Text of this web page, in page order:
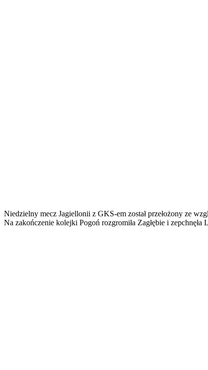
Niedzielny mecz Jagiellonii z GKS-em został przełożony ze
Na zakończenie kolejki Pogoń rozgromiła Zagłębie i zepchnęła